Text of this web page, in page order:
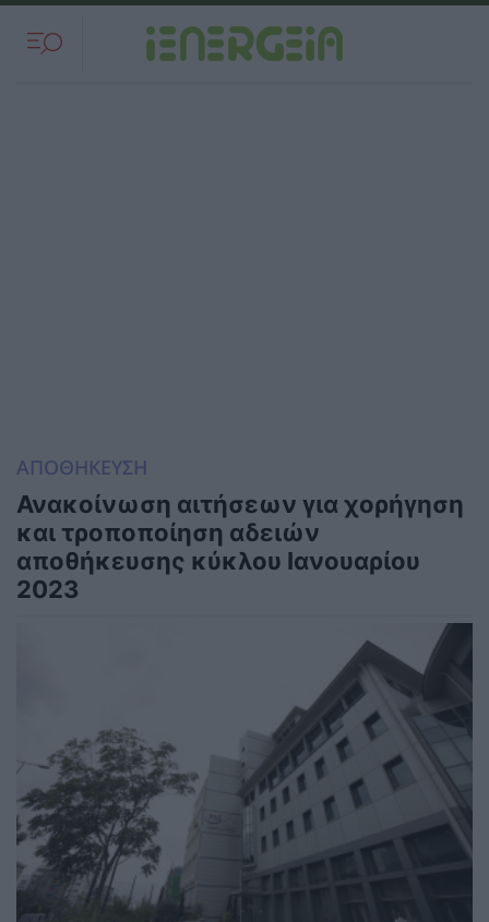
ΑΠΟΘΗΚΕΥΣΗ
Ανακοίνωση αιτήσεων για χορήγηση
και τροποποίηση αδειών
αποθήκευσης κύκλου Ιανουαρίου
2023